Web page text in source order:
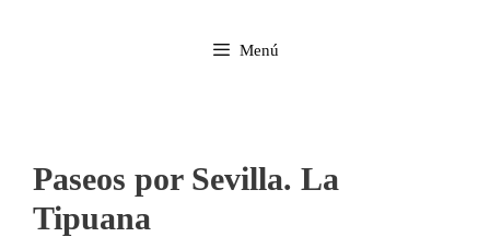
Menú
Paseos por Sevilla. La
Tipuana